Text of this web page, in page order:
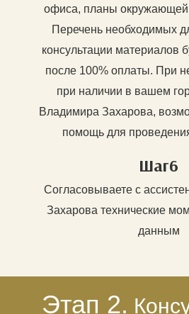
офиса, планы окружающей
Перечень необходимых
консультации материалов
после 100% оплаты. При
при наличии в вашем
Владимира Захарова,
помощь для
Шаг6
Согласовываете с
Захарова технические
данным
Этап 2.